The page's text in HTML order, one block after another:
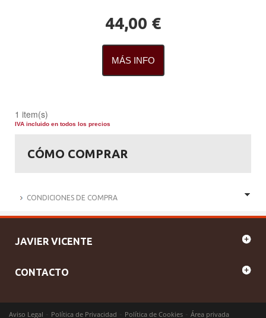
44,00 €
MÁS INFO
1 item(s)
IVA incluido en todos los precios
CÓMO COMPRAR
CONDICIONES DE COMPRA
JAVIER VICENTE
CONTACTO
Aviso Legal Política de Privacidad Política de Cookies Área privada